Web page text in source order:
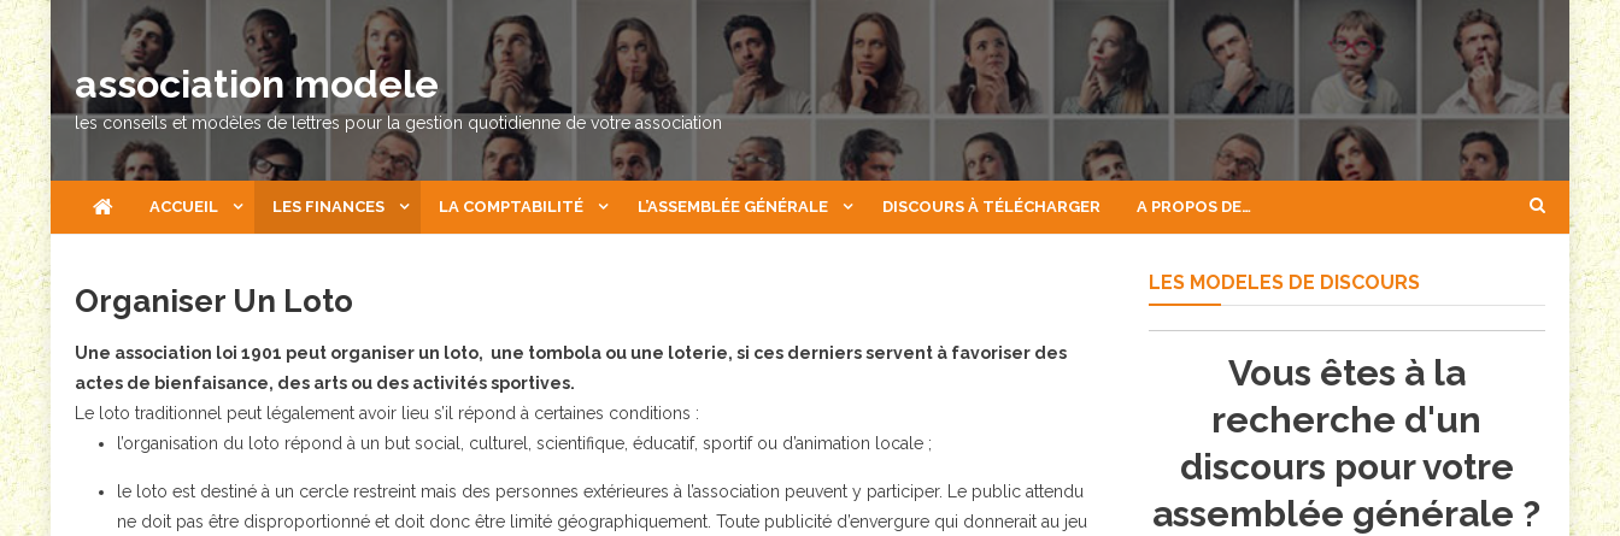
to
content
association modele
les conseils et modèles de lettres pour la gestion quotidienne de votre association
ACCUEIL LES FINANCES LA COMPTABILITÉ L’ASSEMBLÉE GÉNÉRALE DISCOURS À TÉLÉCHARGER A PROPOS DE…
Organiser Un Loto
Une association loi 1901 peut organiser un loto, une tombola ou une loterie, si ces derniers servent à favoriser des
actes de bienfaisance, des arts ou des activités sportives.
Le loto traditionnel peut légalement avoir lieu s’il répond à certaines conditions :
l’organisation du loto répond à un but social, culturel, scientifique, éducatif, sportif ou d’animation locale ;
le loto est destiné à un cercle restreint mais des personnes extérieures à l’association peuvent y participer. Le public attendu
ne doit pas être disproportionné et doit donc être limité géographiquement. Toute publicité d’envergure qui donnerait au jeu
LES MODELES DE DISCOURS
Vous êtes à la
recherche d'un
discours pour votre
assemblée générale ?